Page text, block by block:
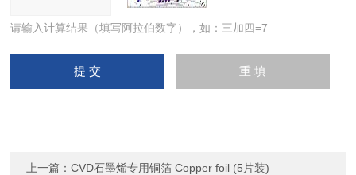
请输入计算结果（填写阿拉伯数字），如：三加四=7
上一篇：CVD石墨烯专用铜箔 Copper foil (5片装)